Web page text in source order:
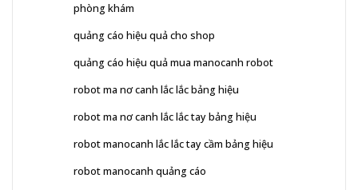
phòng khám
quảng cáo hiệu quả cho shop
quảng cáo hiệu quả mua manocanh robot
robot ma nơ canh lắc lắc bảng hiệu
robot ma nơ canh lắc lắc tay bảng hiệu
robot manocanh lắc lắc tay cầm bảng hiệu
robot manocanh quảng cáo